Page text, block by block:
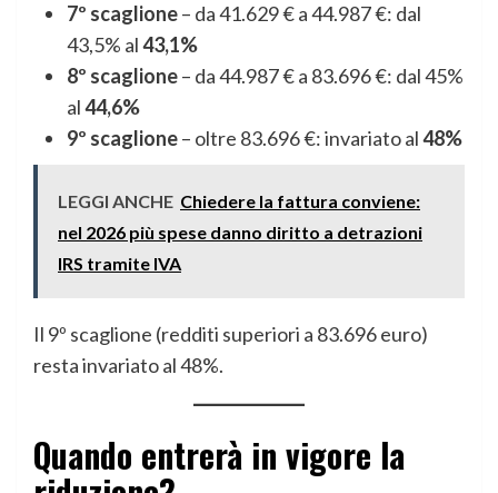
7º scaglione– da 41.629 € a 44.987 €: dal
43,5% al43,1%
8º scaglione– da 44.987 € a 83.696 €: dal 45%
al44,6%
9º scaglione– oltre 83.696 €: invariato al48%
LEGGI ANCHE Chiedere la fattura conviene:
nel 2026 più spese danno diritto a detrazioni
IRS tramite IVA
Il 9º scaglione (redditi superiori a 83.696 euro)
resta invariato al 48%.
Quando entrerà in vigore la